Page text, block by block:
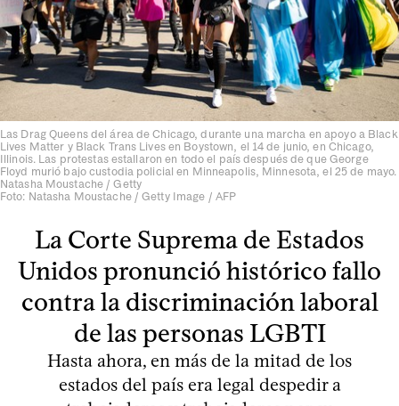
Las Drag Queens del área de Chicago, durante una marcha en apoyo a Black
Lives Matter y Black Trans Lives en Boystown, el 14 de junio, en Chicago,
Illinois. Las protestas estallaron en todo el país después de que George
Floyd murió bajo custodia policial en Minneapolis, Minnesota, el 25 de mayo.
Natasha Moustache / Getty
Foto: Natasha Moustache / Getty Image / AFP
La Corte Suprema de Estados
Unidos pronunció histórico fallo
contra la discriminación laboral
de las personas LGBTI
Hasta ahora, en más de la mitad de los
estados del país era legal despedir a